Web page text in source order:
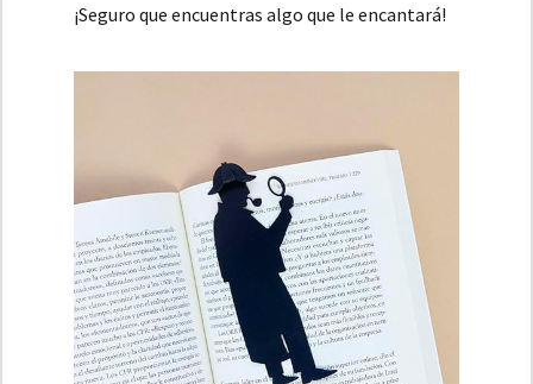
¡Seguro que encuentras algo que le encantará!